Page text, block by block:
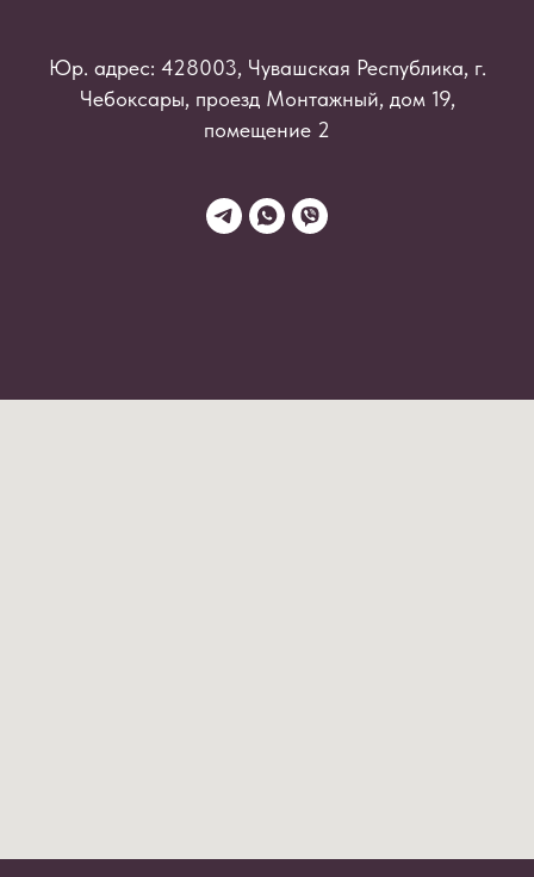
Юр. адрес: 428003, Чувашская Республика, г.
Чебоксары, проезд Монтажный, дом 19,
помещение 2